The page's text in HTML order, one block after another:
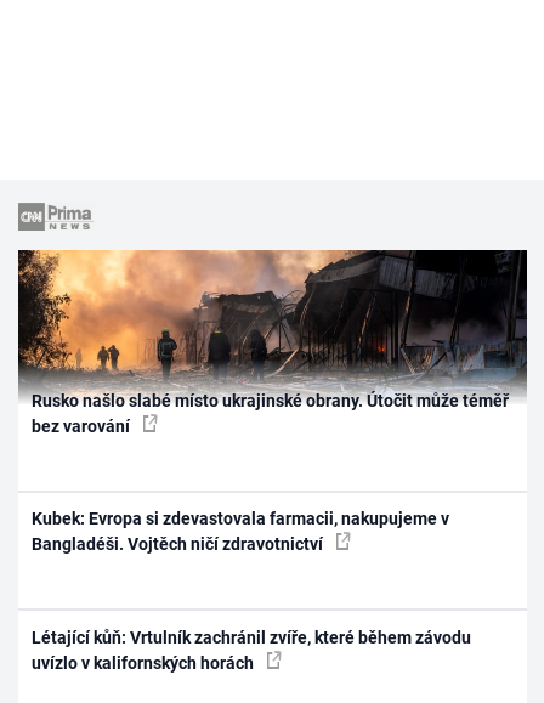
Rusko našlo slabé místo ukrajinské obrany. Útočit může téměř
bez varování
Kubek: Evropa si zdevastovala farmacii, nakupujeme v
Bangladéši. Vojtěch ničí zdravotnictví
Létající kůň: Vrtulník zachránil zvíře, které během závodu
uvízlo v kalifornských horách